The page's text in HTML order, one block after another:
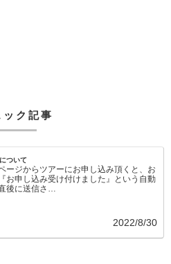
ック記事
ついて
ージからツアーにお申し込み頂くと、お
お申し込み受け付けました』という自動
後に送信さ…
2022/8/30